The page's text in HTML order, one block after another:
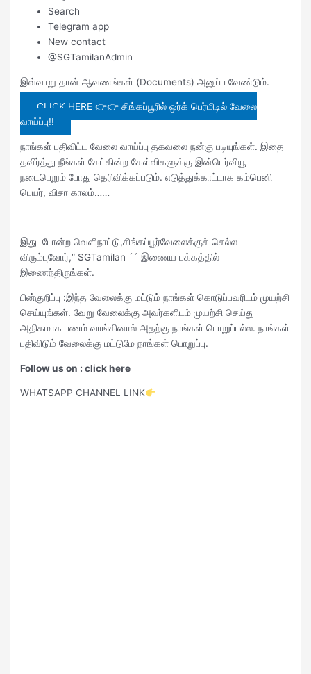
Search
Telegram app
New contact
@SGTamilanAdmin
இவ்வாறு தான் ஆவணங்கள் (Documents) அனுப்ப வேண்டும்.
CLICK HERE 👉👉 சிங்கப்பூரில் ஒர்க் பெர்மிடில் வேலை
வாய்ப்பு!!
நாங்கள் பதிவிட்ட வேலை வாய்ப்பு தகவலை நன்கு படியுங்கள். இதை
தவிர்த்து நீங்கள் கேட்கின்ற கேள்விகளுக்கு இன்டெர்வியூ
நடைபெறும் போது தெரிவிக்கப்படும். எடுத்துக்காட்டாக கம்பெனி
பெயர், விசா காலம்……
இது போன்ற வெளிநாட்டு,சிங்கப்பூர்வேலைக்குச் செல்ல
விரும்புவோர்,“ SGTamilan ´´ இணைய பக்கத்தில்
இணைந்திருங்கள்.
பின்குறிப்பு :இந்த வேலைக்கு மட்டும் நாங்கள் கொடுப்பவரிடம் முயற்சி
செய்யுங்கள். வேறு வேலைக்கு அவர்களிடம் முயற்சி செய்து
அதிகமாக பணம் வாங்கினால் அதற்கு நாங்கள் பொறுப்பல்ல. நாங்கள்
பதிவிடும் வேலைக்கு மட்டுமே நாங்கள் பொறுப்பு.
Follow us on : click here
WHATSAPP CHANNEL LINK